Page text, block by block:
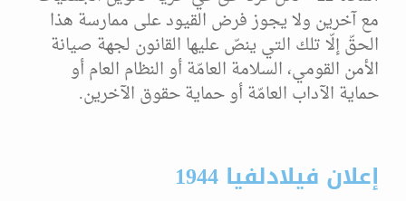
مع آخرين ولا يجوز فرض القيود على ممارسة هذا
الحقّ إلّا تلك التي ينصّ عليها القانون لجهة صيانة
الأمن القومي، السلامة العامّة أو النظام العام أو
حماية الآداب العامّة أو حماية حقوق الآخرين.
إعلان فيلادلفيا 1944